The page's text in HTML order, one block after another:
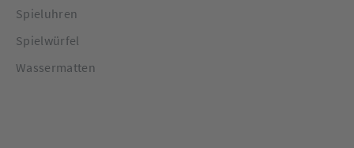
Spieluhren
Spielwürfel
Wassermatten